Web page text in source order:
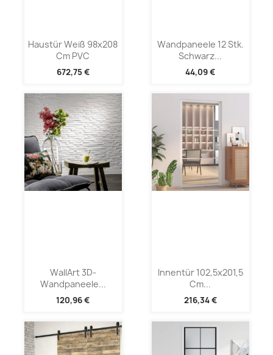
Haustür Weiß 98x208
Cm PVC
672,75 €
Wandpaneele 12 Stk.
Schwarz...
44,09 €
WallArt 3D-
Wandpaneele...
120,96 €
Innentür 102,5x201,5
Cm...
216,34 €